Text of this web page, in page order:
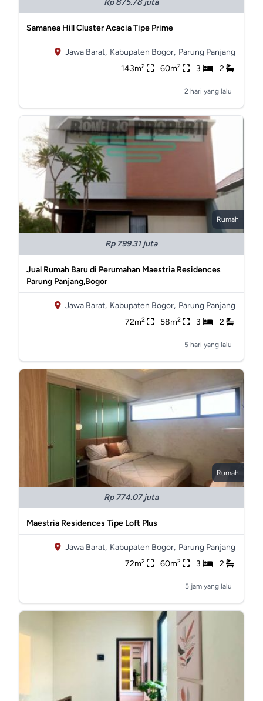
Rp 875.78 juta
Samanea Hill Cluster Acacia Tipe Prime
Jawa Barat, Kabupaten Bogor, Parung Panjang
143m2 60m2 3 2
2 hari yang lalu
Rumah
Rp 799.31 juta
Jual Rumah Baru di Perumahan Maestria Residences
Parung Panjang,Bogor
Jawa Barat, Kabupaten Bogor, Parung Panjang
72m2 58m2 3 2
5 hari yang lalu
Rumah
Rp 774.07 juta
Maestria Residences Tipe Loft Plus
Jawa Barat, Kabupaten Bogor, Parung Panjang
72m2 60m2 3 2
5 jam yang lalu